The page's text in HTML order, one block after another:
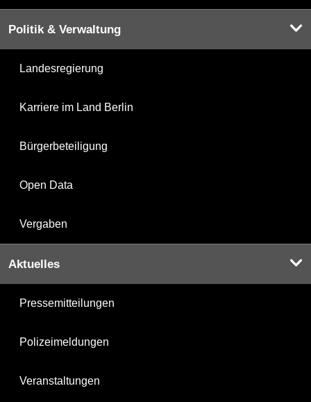
Politik & Verwaltung
Landesregierung
Karriere im Land Berlin
Bürgerbeteiligung
Open Data
Vergaben
Aktuelles
Pressemitteilungen
Polizeimeldungen
Veranstaltungen